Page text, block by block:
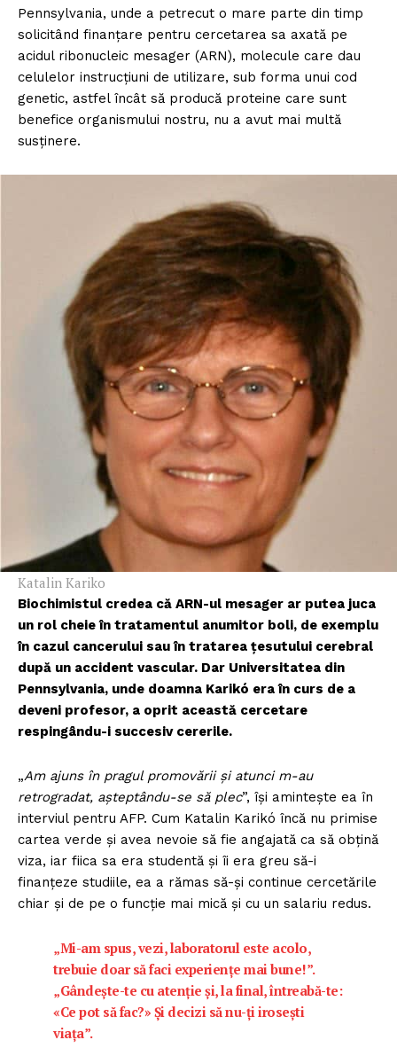
FREEDOM HOUSE ROMÂNIA
PRESShub
Pennsylvania, unde a petrecut o mare parte din timp
solicitând finanțare pentru cercetarea sa axată pe
acidul ribonucleic mesager (ARN), molecule care dau
celulelor instrucțiuni de utilizare, sub forma unui cod
genetic, astfel încât să producă proteine care sunt
benefice organismului nostru, nu a avut mai multă
susținere.
Katalin Kariko
Biochimistul credea că ARN-ul mesager ar putea juca
un rol cheie în tratamentul anumitor boli, de exemplu
în cazul cancerului sau în tratarea țesutului cerebral
după un accident vascular. Dar Universitatea din
Pennsylvania, unde doamna Karikó era în curs de a
deveni profesor, a oprit această cercetare
respingându-i succesiv cererile.
„Am ajuns în pragul promovării și atunci m-au
retrogradat, așteptându-se să plec”, își amintește ea în
interviul pentru AFP. Cum Katalin Karikó încă nu primise
cartea verde și avea nevoie să fie angajată ca să obțină
viza, iar fiica sa era studentă și îi era greu să-i
finanțeze studiile, ea a rămas să-și continue cercetările
chiar și de pe o funcție mai mică și cu un salariu redus.
„Mi-am spus, vezi, laboratorul este acolo,
trebuie doar să faci experiențe mai bune!”.
„Gândește-te cu atenție și, la final, întreabă-te:
«Ce pot să fac?» Și decizi să nu-ți irosești
viața”.